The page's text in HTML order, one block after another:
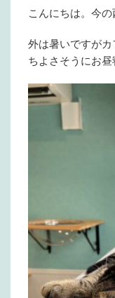
こんにちは。今
外は暑いですが
ちよさそうにお昼